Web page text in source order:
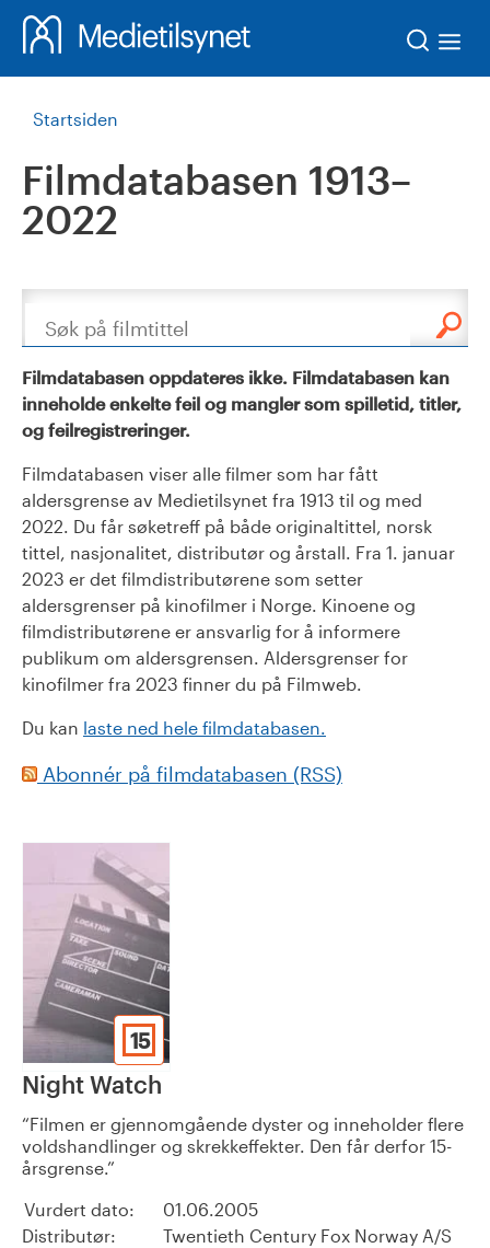
Startsiden
Filmdatabasen 1913–
2022
Søk
Filmdatabasen oppdateres ikke. Filmdatabasen kan
inneholde enkelte feil og mangler som spilletid, titler,
og feilregistreringer.
Filmdatabasen viser alle filmer som har fått
aldersgrense av Medietilsynet fra 1913 til og med
2022. Du får søketreff på både originaltittel, norsk
tittel, nasjonalitet, distributør og årstall. Fra 1. januar
2023 er det filmdistributørene som setter
aldersgrenser på kinofilmer i Norge. Kinoene og
filmdistributørene er ansvarlig for å informere
publikum om aldersgrensen. Aldersgrenser for
kinofilmer fra 2023 finner du på Filmweb.
Du kan laste ned hele filmdatabasen.
Abonnér på filmdatabasen (RSS)
15
Night Watch
Filmen er gjennomgående dyster og inneholder flere
voldshandlinger og skrekkeffekter. Den får derfor 15-
årsgrense.
Vurdert dato:
01.06.2005
Distributør:
Twentieth Century Fox Norway A/S